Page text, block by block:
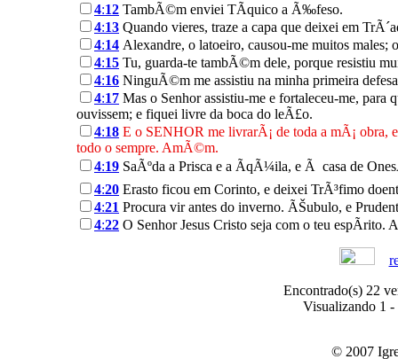
4:12 TambÃ©m enviei TÃ­quico a Ã‰feso.
4:13 Quando vieres, traze a capa que deixei em
4:14 Alexandre, o latoeiro, causou-me muitos males;
4:15 Tu, guarda-te tambÃ©m dele, porque resistiu
4:16 NinguÃ©m me assistiu na minha primeira
4:17 Mas o Senhor assistiu-me e fortaleceu-me,
ouvissem; e fiquei livre da boca do leÃ£o.
4:18 E o SENHOR me livrarÃ¡ de toda a mÃ¡ obra,
todo o sempre. AmÃ©m.
4:19 SaÃºda a Prisca e a ÃqÃ¼ila, e Ã casa de
4:20 Erasto ficou em Corinto, e deixei TrÃ³fimo
4:21 Procura vir antes do inverno. ÃŠubulo, e
4:22 O Senhor Jesus Cristo seja com o teu
Encontrado(s) 22
Visualizando 1
© 2007